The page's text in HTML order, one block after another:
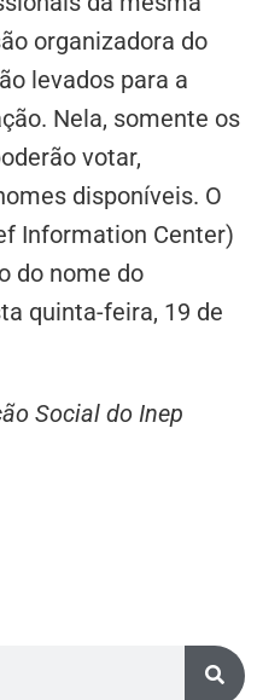
organizadora do
levados para a
Nela, somente os
votar,
disponíveis. O
Information Center)
do nome do
quinta-feira, 19 de
Social do Inep